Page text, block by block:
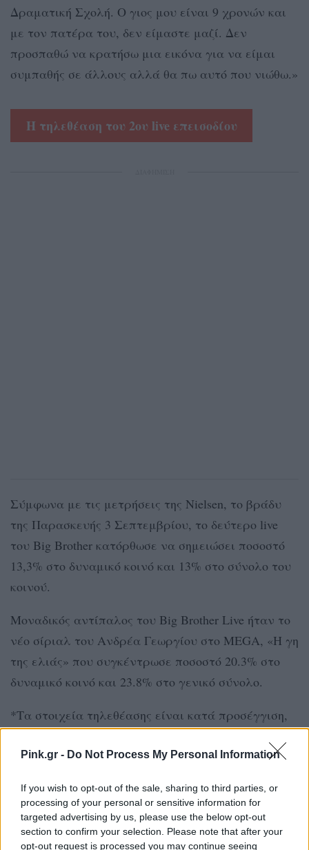
Pink.gr - Do Not Process My Personal Information
If you wish to opt-out of the sale, sharing to third parties, or
processing of your personal or sensitive information for
targeted advertising by us, please use the below opt-out
section to confirm your selection. Please note that after your
opt-out request is processed you may continue seeing
Δραματική Σχολή. Ο γιος μου είναι 9 χρονών και
με τον πατέρα του, δεν είμαστε μαζί. Δεν
προσπαθώ να κρατήσω μια εικόνα για να είμαι
συμπαθής σε άλλους αλλά θα πω αυτό που νιώθω.»
Η τηλεθέαση του 2ου live επεισοδίου
Σύμφωνα με τις μετρήσεις της Nielsen, το βράδυ
της Παρασκευής 3 Σεπτεμβρίου, το δεύτερο live
του Big Brother κατόρθωσε να σημειώσει ποσοστό
13,3% στο δυναμικό κοινό και 13% στο σύνολο του
κοινού.
Μοναδικός αντίπαλος του Big Brother Live ήταν το
νέο σίριαλ του Ανδρέα Γεωργίου στο MEGA, «Η γη
της ελιάς» που συγκέντρωσε ποσοστό 20.3% στο
δυναμικό κοινό και 23.8% στο γενικό σύνολο.
*Τα στοιχεία τηλεθέασης είναι κατά προσέγγιση,
προγραμμάτων και είναι ενδεικτικά. Η αναλυτική
όλα τα προγράμματα σε όλα τα κοινά, όπως και
έρευνες αγοράς, είναι διαθέσιμα μόνο στην
εταιρεία μετρήσεων Nielsen.